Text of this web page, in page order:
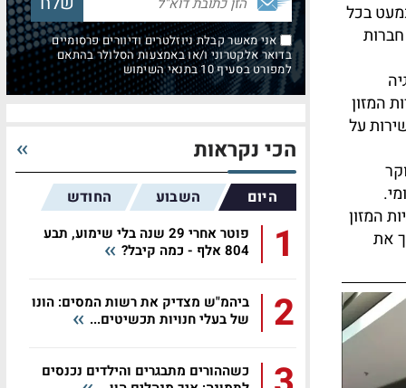
בכל
המזון
על
המזון
את
אני מאשר קבלת ניוזלטרים ודיוורים פרסומיים
בדואר אלקטרוני ו/או באמצעות הסלולר בהתאם
למפורט בסעיף 10 בתנאי השימוש
הכי נקראות
היום השבוע החודש
1
פוטר אחרי 29 שנה בלי שימוע, תבע
804 אלף - כמה קיבל?
2
ביהמ"ש מצדיק את רשות המסים: הונו
של בעלי חנויות תכשיטים...
כשההורים מתבגרים והילדים נכנסים